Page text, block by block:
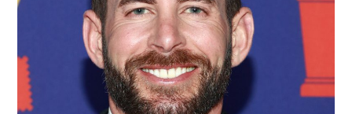
TECHNOLOGY